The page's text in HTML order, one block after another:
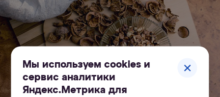
Мы используем cookies и
сервис аналитики
Яндекс.Метрика для